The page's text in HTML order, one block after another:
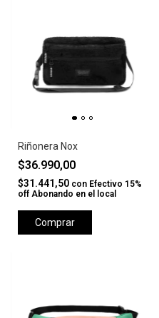
Riñonera Nox
$36.990,00
$31.441,50 con Efectivo 15%
off Abonando en el local
Comprar